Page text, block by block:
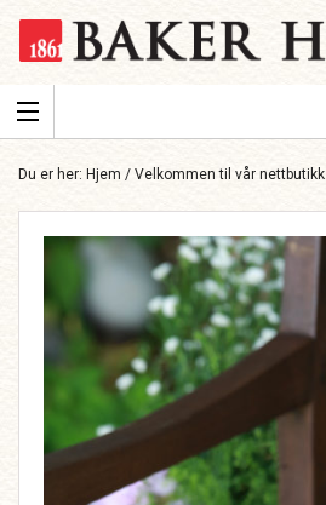
Du er her: Hjem / Velkommen til vår nettbutikk